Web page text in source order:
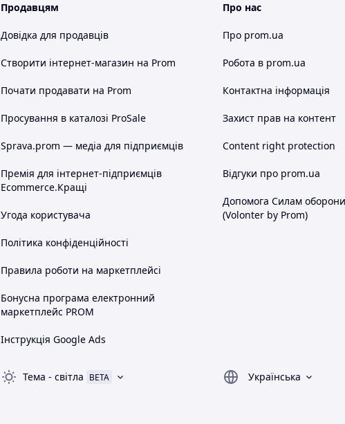
Продавцям
Довідка для продавців
Створити інтернет-магазин на Prom
Почати продавати на Prom
Просування в каталозі ProSale
Sprava.prom — медіа для підприємців
Премія для інтернет-підприємців
Ecommerce.Кращі
Угода користувача
Політика конфіденційності
Правила роботи на маркетплейсі
Бонусна програма електронний
маркетплейс PROM
Інструкція Google Ads
Про нас
Про prom.ua
Робота в prom.ua
Контактна інформація
Захист прав на контент
Content right protection
Відгуки про prom.ua
Допомога Силам оборони
(Volonter by Prom)
Тема - світла BETA
Українська